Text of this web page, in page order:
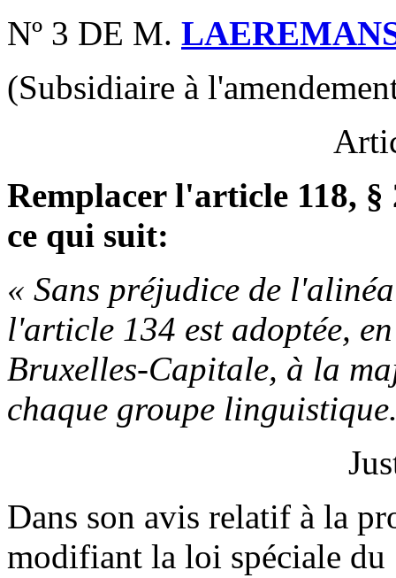
Nº 3 DE M.
(Subsidiaire à
Remplacer l'article 118, §
ce qui suit:
« Sans préjudice de
l'article 134 est adoptée,
Bruxelles-Capitale, à la
chaque groupe
Dans son avis relatif à la
modifiant la loi spéciale